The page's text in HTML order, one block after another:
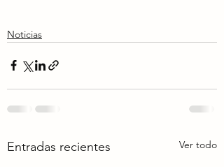
Noticias
Entradas recientes Ver todo